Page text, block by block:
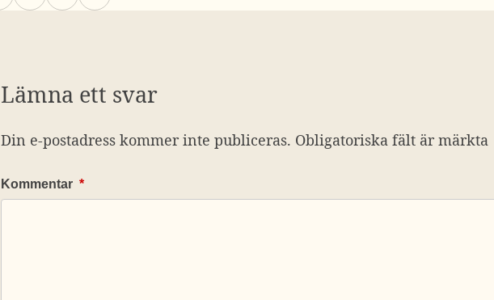
Lämna ett svar
Din e-postadress kommer inte publiceras. Obligatoriska fält är märkta
Kommentar *